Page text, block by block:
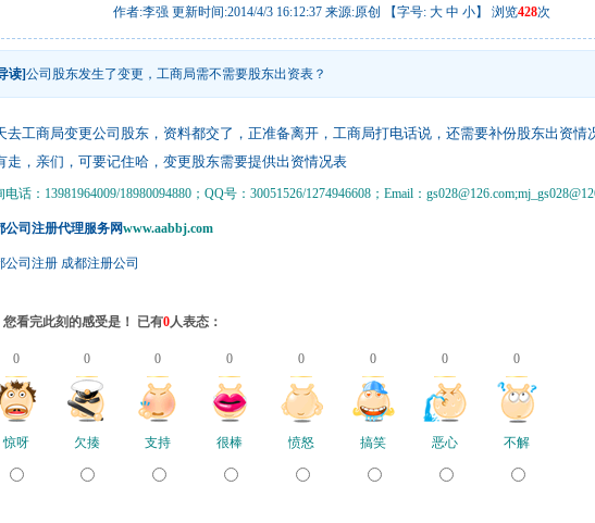
作者:李强 更新时间:2014/4/3 16:12:37 来源:原创 【字号: 大 中 小】 浏览428次
读]公司股东发生了变更，工商局需不需要股东出资表？
去工商局变更公司股东，资料都交了，正准备离开，工商局打电话说，还需要补份股东出资情
走，亲们，可要记住哈，变更股东需要提供出资情况表
电话：13981964009/18980094880；QQ号：30051526/1274946608；Email：
公司注册代理服务网www.aabbj.com
公司注册 成都注册公司
您看完此刻的感受是！ 已有0人表态：
0 0 0 0 0 0 0 0
惊呀 欠揍 支持 很棒 愤怒 搞笑 恶心 不解